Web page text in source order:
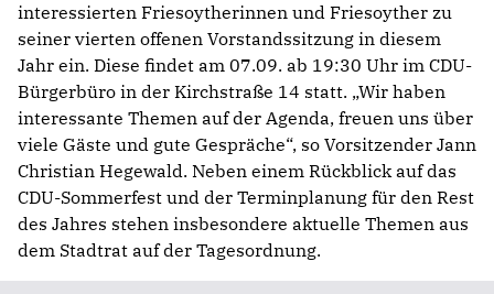
interessierten Friesoytherinnen und Friesoyther zu
seiner vierten offenen Vorstandssitzung in diesem
Jahr ein. Diese findet am 07.09. ab 19:30 Uhr im CDU-
Bürgerbüro in der Kirchstraße 14 statt. „Wir haben
interessante Themen auf der Agenda, freuen uns über
viele Gäste und gute Gespräche“, so Vorsitzender Jann
Christian Hegewald. Neben einem Rückblick auf das
CDU-Sommerfest und der Terminplanung für den Rest
des Jahres stehen insbesondere aktuelle Themen aus
dem Stadtrat auf der Tagesordnung.